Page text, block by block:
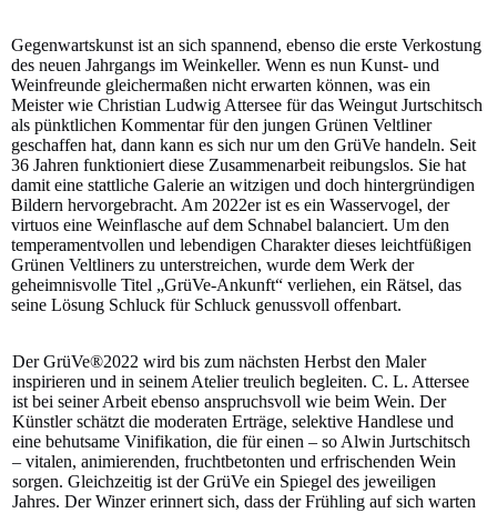
Gegenwartskunst ist an sich spannend, ebenso die erste Verkostung
des neuen Jahrgangs im Weinkeller. Wenn es nun Kunst- und
Weinfreunde gleichermaßen nicht erwarten können, was ein
Meister wie Christian Ludwig Attersee für das Weingut Jurtschitsch
als pünktlichen Kommentar für den jungen Grünen Veltliner
geschaffen hat, dann kann es sich nur um den GrüVe handeln. Seit
36 Jahren funktioniert diese Zusammenarbeit reibungslos. Sie hat
damit eine stattliche Galerie an witzigen und doch hintergründigen
Bildern hervorgebracht. Am 2022er ist es ein Wasservogel, der
virtuos eine Weinflasche auf dem Schnabel balanciert. Um den
temperamentvollen und lebendigen Charakter dieses leichtfüßigen
Grünen Veltliners zu unterstreichen, wurde dem Werk der
geheimnisvolle Titel „GrüVe-Ankunft“ verliehen, ein Rätsel, das
seine Lösung Schluck für Schluck genussvoll offenbart.
Der GrüVe®2022 wird bis zum nächsten Herbst den Maler
inspirieren und in seinem Atelier treulich begleiten. C. L. Attersee
ist bei seiner Arbeit ebenso anspruchsvoll wie beim Wein. Der
Künstler schätzt die moderaten Erträge, selektive Handlese und
eine behutsame Vinifikation, die für einen – so Alwin Jurtschitsch
– vitalen, animierenden, fruchtbetonten und erfrischenden Wein
sorgen. Gleichzeitig ist der GrüVe ein Spiegel des jeweiligen
Jahres. Der Winzer erinnert sich, dass der Frühling auf sich warten